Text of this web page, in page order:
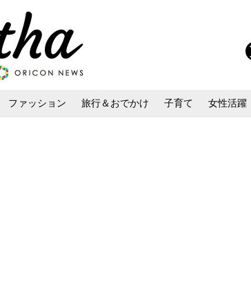
ファッション 旅行＆おでかけ 子育て 女性活躍